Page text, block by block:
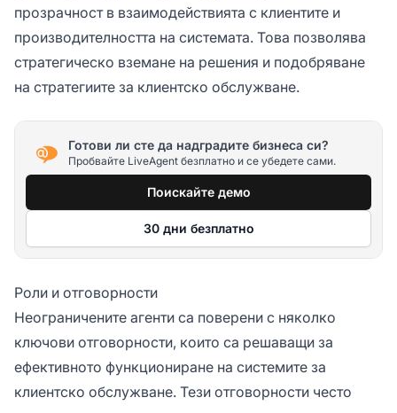
прозрачност в взаимодействията с клиентите и
производителността на системата. Това позволява
стратегическо вземане на решения и подобряване
на стратегиите за клиентско обслужване.
Готови ли сте да надградите бизнеса си?
Пробвайте LiveAgent безплатно и се убедете сами.
Поискайте демо
30 дни безплатно
Роли и отговорности
Неограничените агенти са поверени с няколко
ключови отговорности, които са решаващи за
ефективното функциониране на системите за
клиентско обслужване. Тези отговорности често